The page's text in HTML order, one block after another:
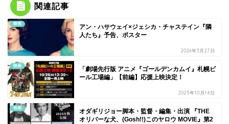
関連記事
映画
アン・ハサウェイ×ジェシカ・チャステイン『隣
人たち』予告、ポスター
2026年3月27日
映画
「劇場先行版 アニメ『ゴールデンカムイ』札幌ビ
ール工場編」【前編】応援上映決定！
2025年10月14日
映画
オダギリジョー脚本・監督・編集・出演 『THE
オリバーな犬、(Gosh!!)このヤロウ MOVIE』第2